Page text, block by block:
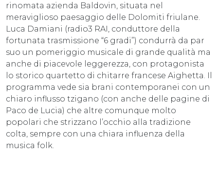
rinomata azienda Baldovin, situata nel
meraviglioso paesaggio delle Dolomiti friulane.
Luca Damiani (radio3 RAI, conduttore della
fortunata trasmissione “6 gradi”) condurrà da par
suo un pomeriggio musicale di grande qualità ma
anche di piacevole leggerezza, con protagonista
lo storico quartetto di chitarre francese Aighetta. Il
programma vede sia brani contemporanei con un
chiaro influsso tzigano (con anche delle pagine di
Paco de Lucia) che altre comunque molto
popolari che strizzano l’occhio alla tradizione
colta, sempre con una chiara influenza della
musica folk.